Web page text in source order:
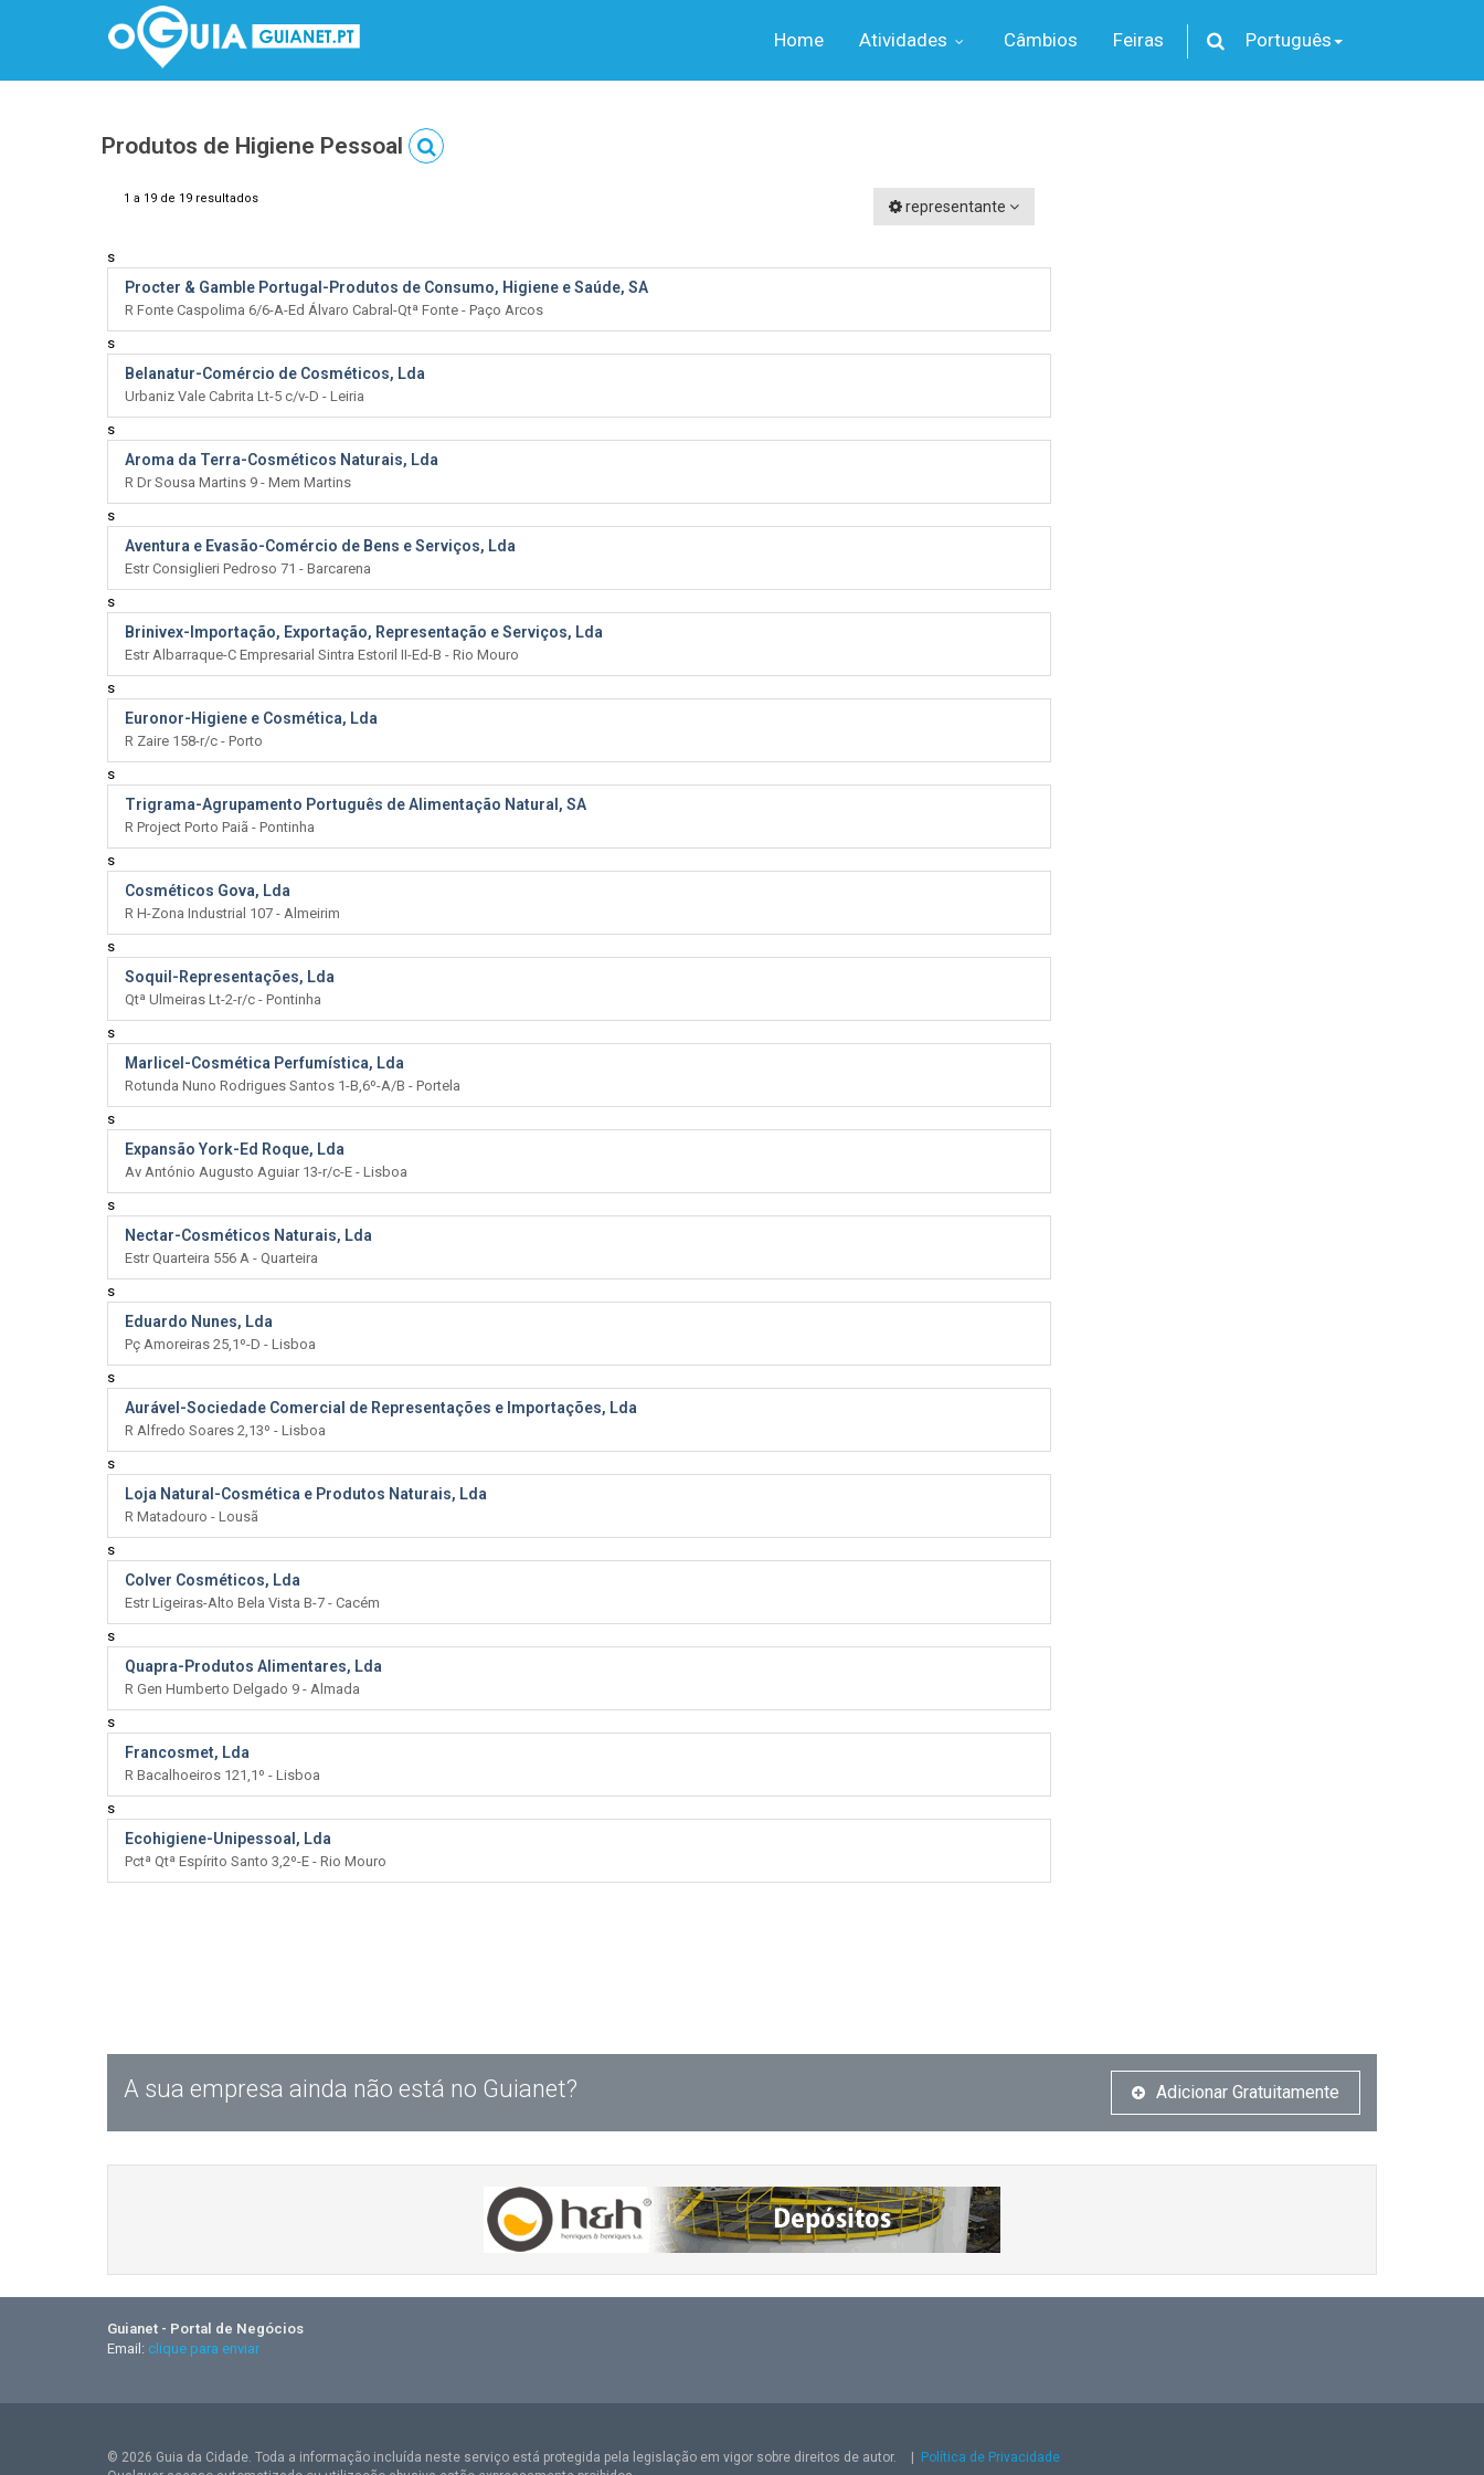
Home Atividades Câmbios Feiras Português
Produtos de Higiene Pessoal
1 a 19 de 19 resultados representante
s
Procter & Gamble Portugal-Produtos de Consumo, Higiene e Saúde, SA
R Fonte Caspolima 6/6-A-Ed Álvaro Cabral-Qtª Fonte - Paço Arcos
s
Belanatur-Comércio de Cosméticos, Lda
Urbaniz Vale Cabrita Lt-5 c/v-D - Leiria
s
Aroma da Terra-Cosméticos Naturais, Lda
R Dr Sousa Martins 9 - Mem Martins
s
Aventura e Evasão-Comércio de Bens e Serviços, Lda
Estr Consiglieri Pedroso 71 - Barcarena
s
Brinivex-Importação, Exportação, Representação e Serviços, Lda
Estr Albarraque-C Empresarial Sintra Estoril II-Ed-B - Rio Mouro
s
Euronor-Higiene e Cosmética, Lda
R Zaire 158-r/c - Porto
s
Trigrama-Agrupamento Português de Alimentação Natural, SA
R Project Porto Paiã - Pontinha
s
Cosméticos Gova, Lda
R H-Zona Industrial 107 - Almeirim
s
Soquil-Representações, Lda
Qtª Ulmeiras Lt-2-r/c - Pontinha
s
Marlicel-Cosmética Perfumística, Lda
Rotunda Nuno Rodrigues Santos 1-B,6º-A/B - Portela
s
Expansão York-Ed Roque, Lda
Av António Augusto Aguiar 13-r/c-E - Lisboa
s
Nectar-Cosméticos Naturais, Lda
Estr Quarteira 556 A - Quarteira
s
Eduardo Nunes, Lda
Pç Amoreiras 25,1º-D - Lisboa
s
Aurável-Sociedade Comercial de Representações e Importações, Lda
R Alfredo Soares 2,13º - Lisboa
s
Loja Natural-Cosmética e Produtos Naturais, Lda
R Matadouro - Lousã
s
Colver Cosméticos, Lda
Estr Ligeiras-Alto Bela Vista B-7 - Cacém
s
Quapra-Produtos Alimentares, Lda
R Gen Humberto Delgado 9 - Almada
s
Francosmet, Lda
R Bacalhoeiros 121,1º - Lisboa
s
Ecohigiene-Unipessoal, Lda
Pctª Qtª Espírito Santo 3,2º-E - Rio Mouro
A sua empresa ainda não está no Guianet? Adicionar Gratuitamente
Guianet - Portal de Negócios
Email: clique para enviar
© 2026 Guia da Cidade. Toda a informação incluída neste serviço está protegida pela legislação em vigor sobre direitos de autor.
Política de Privacidade